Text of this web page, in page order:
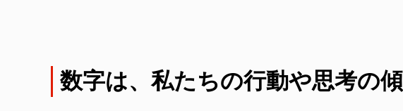
数字は、私たちの行動や思考の